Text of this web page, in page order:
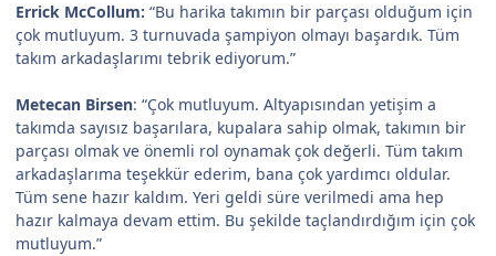
Errick McCollum: “Bu harika takımın bir parçası olduğum için
çok mutluyum. 3 turnuvada şampiyon olmayı başardık. Tüm
takım arkadaşlarımı tebrik ediyorum.”
Metecan Birsen: “Çok mutluyum. Altyapısından yetişim a
takımda sayısız başarılara, kupalara sahip olmak, takımın bir
parçası olmak ve önemli rol oynamak çok değerli. Tüm takım
arkadaşlarıma teşekkür ederim, bana çok yardımcı oldular.
Tüm sene hazır kaldım. Yeri geldi süre verilmedi ama hep
hazır kalmaya devam ettim. Bu şekilde taçlandırdığım için çok
mutluyum.”